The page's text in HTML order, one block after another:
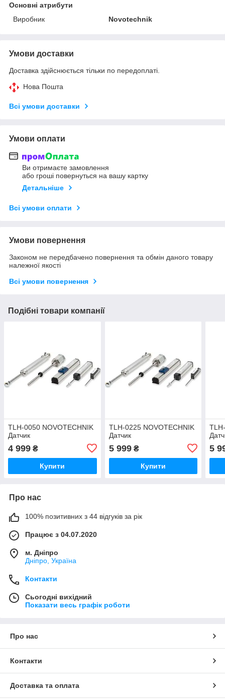
Основні атрибути
Виробник
Novotechnik
Умови доставки
Доставка здійснюється тільки по передоплаті.
Нова Пошта
Всі умови доставки
Умови оплати
Ви отримаєте замовлення
або гроші повернуться на вашу картку
Детальніше
Всі умови оплати
Умови повернення
Законом не передбачено повернення та обмін даного товару
належної якості
Всі умови повернення
Подібні товари компанії
TLH-0050 NOVOTECHNIK
Датчик
4 999 ₴
Купити
TLH-0225 NOVOTECHNIK
Датчик
5 999₴
Купити
5
Про нас
100% позитивних з 44 відгуків за рік
Працює з 04.07.2020
м. Дніпро
Дніпро, Україна
Контакти
Сьогодні вихідний
Показати весь графік роботи
Про нас
Контакти
Доставка та оплата